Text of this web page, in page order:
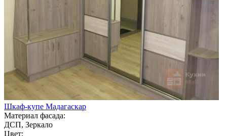
Шкаф-купе Мадагаскар
Материал фасада:
ДСП, Зеркало
Цвет: